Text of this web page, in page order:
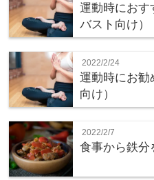
運動時におす
バスト向け）
2022/2/24
運動時にお勧
向け）
2022/2/7
食事から鉄分